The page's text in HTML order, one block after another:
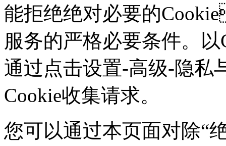
能拒绝绝对必要的
服务的严格必要条件。以
通过点击设置-高级-隐私
Cookie收集请求。
您可以通过本页面对除“